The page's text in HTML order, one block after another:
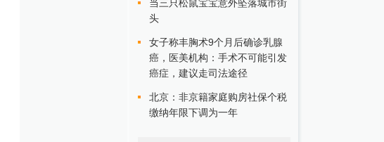
当三只松鼠宝宝意外坠落城市街
头
女子称丰胸术9个月后确诊乳腺
癌，医美机构：手术不可能引发
癌症，建议走司法途径
北京：非京籍家庭购房社保个税
缴纳年限下调为一年